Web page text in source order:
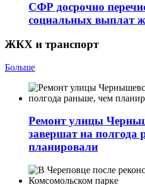
СФР досрочно
социальных выплат
ЖКХ и транспорт
Больше
Ремонт улицы
завершат на полгода
планировали